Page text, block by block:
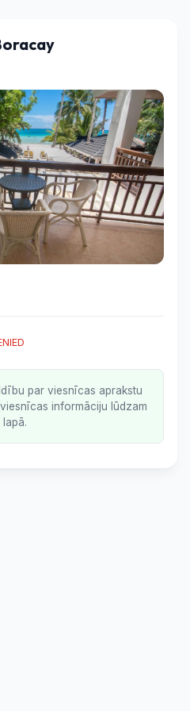
par viesnīcas aprakstu
informāciju lūdzam